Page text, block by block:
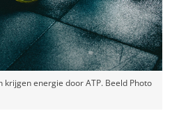
krijgen energie door ATP. Beeld Photo